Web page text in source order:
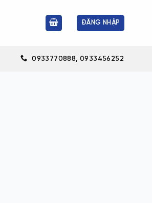
ĐĂNG NHẬP
0933770888, 0933456252